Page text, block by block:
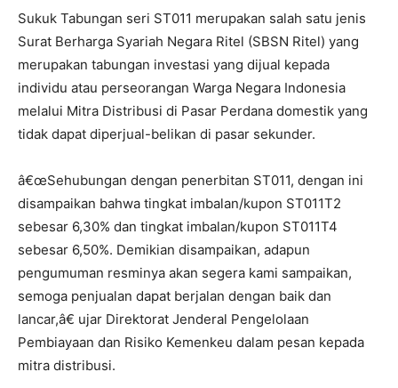
Sukuk Tabungan seri ST011 merupakan salah satu jenis
Surat Berharga Syariah Negara Ritel (SBSN Ritel) yang
merupakan tabungan investasi yang dijual kepada
individu atau perseorangan Warga Negara Indonesia
melalui Mitra Distribusi di Pasar Perdana domestik yang
tidak dapat diperjual-belikan di pasar sekunder.
â€œSehubungan dengan penerbitan ST011, dengan ini
disampaikan bahwa tingkat imbalan/kupon ST011T2
sebesar 6,30% dan tingkat imbalan/kupon ST011T4
sebesar 6,50%. Demikian disampaikan, adapun
pengumuman resminya akan segera kami sampaikan,
semoga penjualan dapat berjalan dengan baik dan
lancar,â€ ujar Direktorat Jenderal Pengelolaan
Pembiayaan dan Risiko Kemenkeu dalam pesan kepada
mitra distribusi.